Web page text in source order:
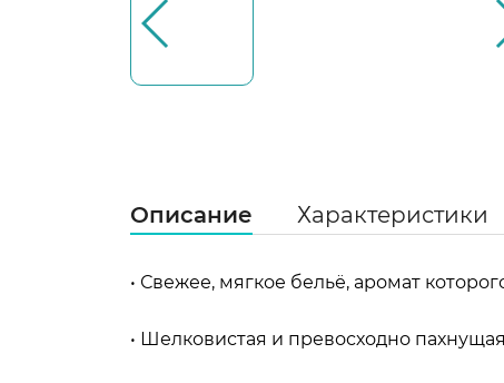
Описание Характеристики
• Свежее, мягкое бельё, аромат
• Шелковистая и превосходно